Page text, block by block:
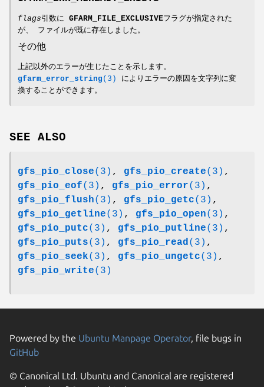
flags引数に GFARM_FILE_EXCLUSIVEフラグが指定された
が、 ファイルが既に存在しました。
その他
上記以外のエラーが生じたことを示します。
gfarm_error_string (3)
によりエラーの原因を文字列に変
換することができます。
SEE ALSO
gfs_pio_close(3) , gfs_pio_create(3) ,
gfs_pio_eof(3) , gfs_pio_error(3) ,
gfs_pio_flush(3) , gfs_pio_getc(3) ,
gfs_pio_getline(3) , gfs_pio_open(3) ,
gfs_pio_putc(3) , gfs_pio_putline(3) ,
gfs_pio_puts(3) , gfs_pio_read(3) ,
gfs_pio_seek(3) , gfs_pio_ungetc(3) ,
gfs_pio_write(3)
Powered by the Ubuntu Manpage Operator, file bugs in
GitHub
© Canonical Ltd. Ubuntu and Canonical are registered